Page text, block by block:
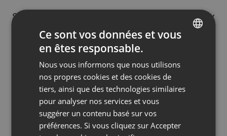
Si vous organisez un webinaire gratuit, donnez aux
abonnés la possibilité de s’inscrire à la rencontre
virtuelle. Si vous organisez une conférence
industrielle, donnez aux abonnés la possibilité
d’acheter des billets. Et si vous hébergez un
YouTube Live, donnez aux abonnés un lien vers le
flux en direct.
Voici trois conseils pour vous assurer que vos
FRENCH
Ce sont vos données et vous
en êtes responsable.
Nous vous informons que nous utilisons
nos propres cookies et des cookies de
tiers, ainsi que des technologies similaires
pour analyser nos services et vous
suggérer un contenu basé sur vos
préférences. Si vous cliquez sur Accepter